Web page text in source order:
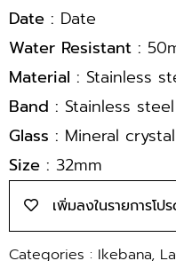
Date : Date
Water Resistant :
Material : Stainless
Band : Stainless
Glass : Mineral crystal
Size : 32mm
เพิ่มลงในรายการโป
Categories : Ikebana,